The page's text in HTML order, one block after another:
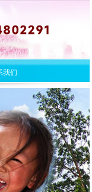
我们